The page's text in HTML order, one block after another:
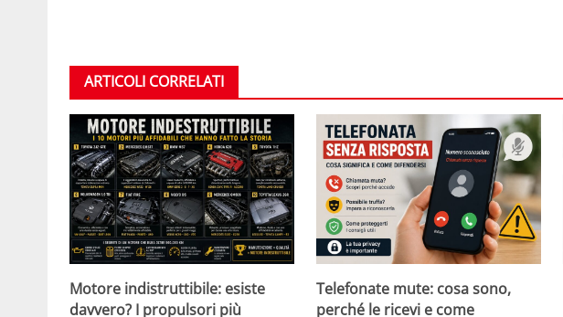
ARTICOLI CORRELATI
Motore indistruttibile: esiste
davvero? I propulsori più
Telefonate mute: cosa sono,
perché le ricevi e come